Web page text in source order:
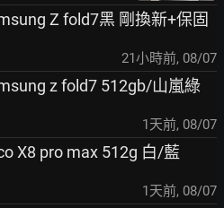
Z fold7黑 剛換新+保固
21小時前, 08/07
z fold7 512gb/山嵐綠
1天前, 08/07
X8 pro max 512g 白/藍
1天前, 08/07